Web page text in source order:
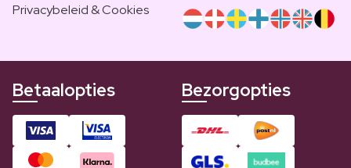
Privacybeleid & Cookies
Betaalopties Bezorgopties